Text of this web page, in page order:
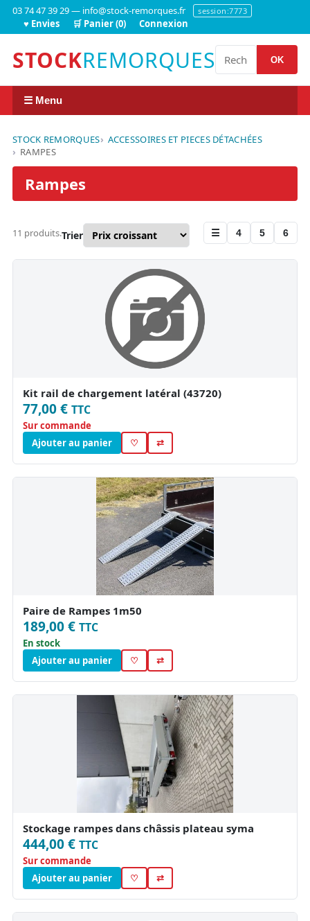
03 74 47 39 29 — info@stock-remorques.fr session:7773
♥ Envies 🛒 Panier (0) Connexion
STOCKREMORQUES OK
☰ Menu
STOCK REMORQUES
ACCESSOIRES ET PIECES DÉTACHÉES
RAMPES
Rampes
11 produits.Trier ☰ 4 5 6
Kit rail de chargement latéral (43720)
77,00 € TTC
Sur commande
Ajouter au panier
♡ ⇄
Paire de Rampes 1m50
189,00 € TTC
En stock
Ajouter au panier
♡ ⇄
Stockage rampes dans châssis plateau syma
444,00 € TTC
Sur commande
Ajouter au panier
♡ ⇄